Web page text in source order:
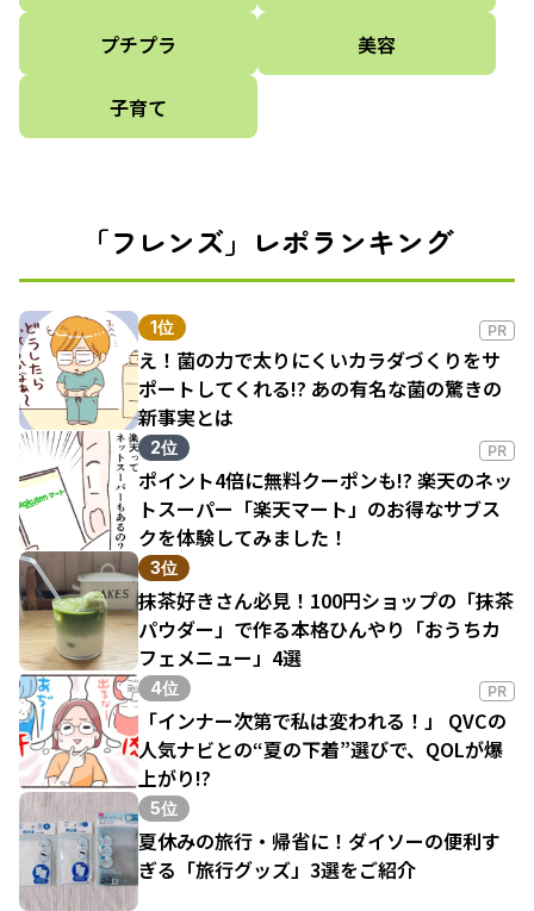
プチプラ 美容
子育て
「フレンズ」レポランキング
1位 PR
え！菌の力で太りにくいカラダづくりをサ
ポートしてくれる!? あの有名な菌の驚きの
新事実とは
2位 PR
ポイント4倍に無料クーポンも!? 楽天のネッ
トスーパー「楽天マート」のお得なサブス
クを体験してみました！
3位
抹茶好きさん必見！100円ショップの「抹茶
パウダー」で作る本格ひんやり「おうちカ
フェメニュー」4選
4位 PR
「インナー次第で私は変われる！」 QVCの
人気ナビとの“夏の下着”選びで、QOLが爆
上がり!?
5位
夏休みの旅行・帰省に！ダイソーの便利す
ぎる「旅行グッズ」3選をご紹介